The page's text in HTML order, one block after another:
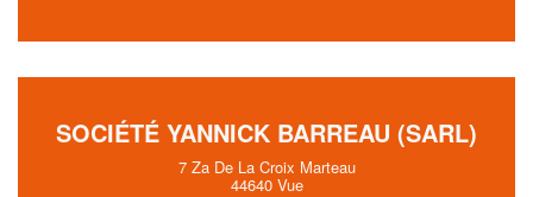
SOCIÉTÉ YANNICK BARREAU (SARL)
7 Za De La Croix Marteau
44640 Vue